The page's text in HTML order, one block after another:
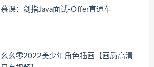
慕课：剑指Java面试-Offer直通车
幺幺零2022美少年角色插画【画质高清